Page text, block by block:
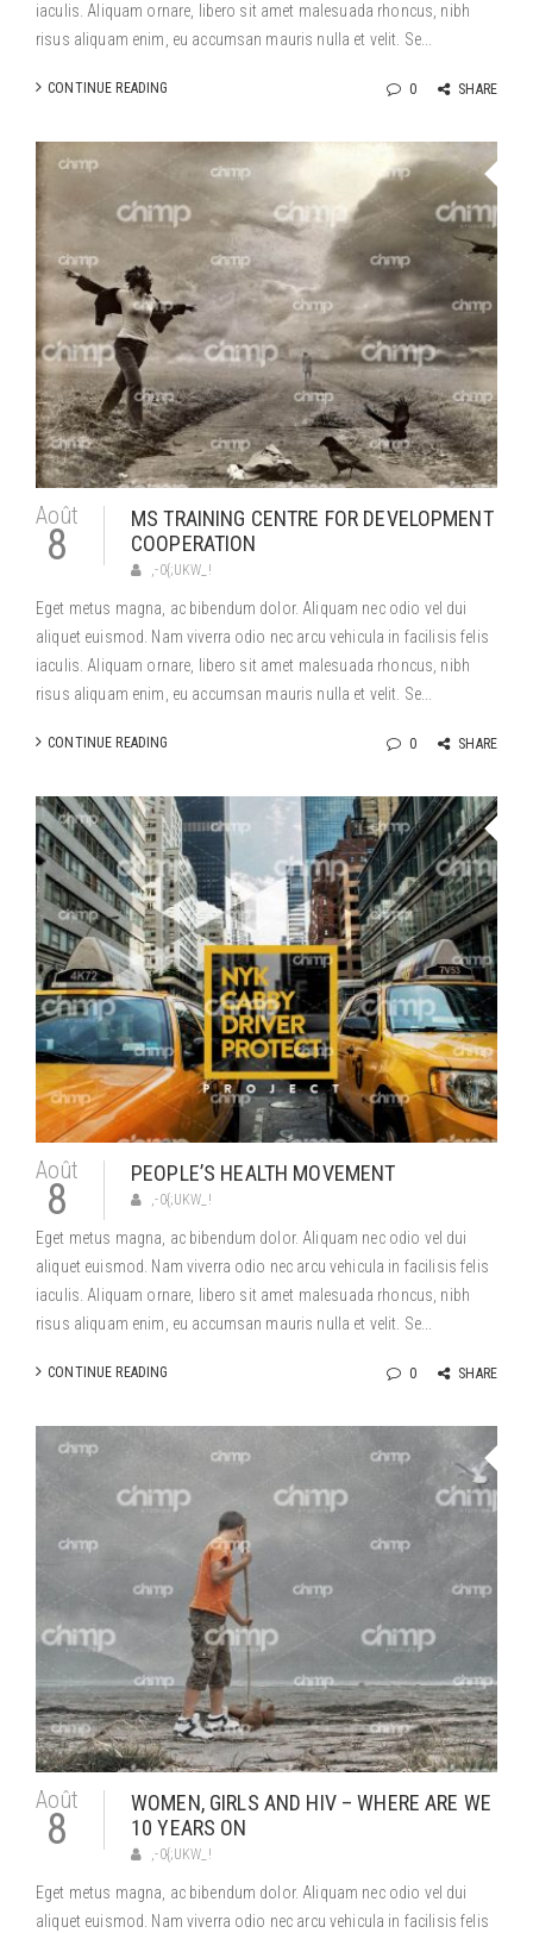
iaculis. Aliquam ornare, libero sit amet malesuada rhoncus, nibh
risus aliquam enim, eu accumsan mauris nulla et velit. Se...
CONTINUE READING 0 SHARE
Août
8
MS TRAINING CENTRE FOR DEVELOPMENT
COOPERATION
,-0{;UKW_!
Eget metus magna, ac bibendum dolor. Aliquam nec odio vel dui
aliquet euismod. Nam viverra odio nec arcu vehicula in facilisis felis
iaculis. Aliquam ornare, libero sit amet malesuada rhoncus, nibh
risus aliquam enim, eu accumsan mauris nulla et velit. Se...
CONTINUE READING 0 SHARE
Août
8
PEOPLE’S HEALTH MOVEMENT
,-0{;UKW_!
Eget metus magna, ac bibendum dolor. Aliquam nec odio vel dui
aliquet euismod. Nam viverra odio nec arcu vehicula in facilisis felis
iaculis. Aliquam ornare, libero sit amet malesuada rhoncus, nibh
risus aliquam enim, eu accumsan mauris nulla et velit. Se...
CONTINUE READING 0 SHARE
Août
8
WOMEN, GIRLS AND HIV – WHERE ARE WE
10 YEARS ON
,-0{;UKW_!
Eget metus magna, ac bibendum dolor. Aliquam nec odio vel dui
aliquet euismod. Nam viverra odio nec arcu vehicula in facilisis felis